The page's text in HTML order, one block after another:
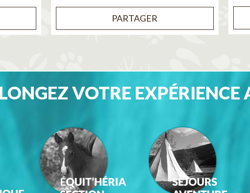
PARTAGER
VOTRE EXPÉRIENCE